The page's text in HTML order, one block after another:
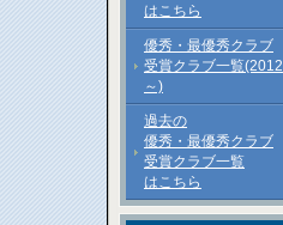
はこちら
優秀・最優秀クラブ
受賞クラブ一覧(2012
～)
過去の
優秀・最優秀クラブ
受賞クラブ一覧
はこちら